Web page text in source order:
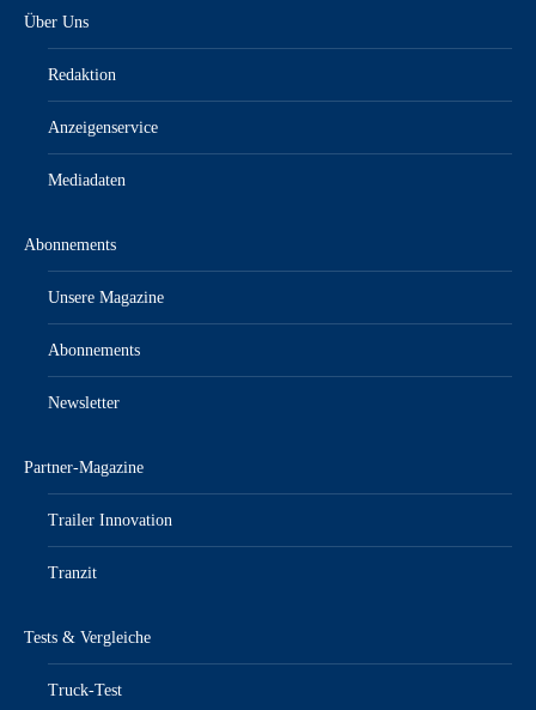
Über Uns
Redaktion
Anzeigenservice
Mediadaten
Abonnements
Unsere Magazine
Abonnements
Newsletter
Partner-Magazine
Trailer Innovation
Tranzit
Tests & Vergleiche
Truck-Test